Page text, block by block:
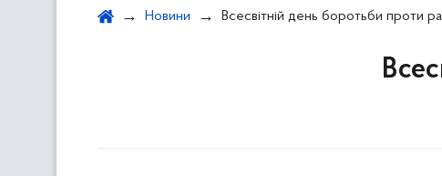
Новини Всесвітній день боротьби проти